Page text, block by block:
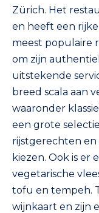
Zürich. Het
en heeft een rijke
meest populaire
om zijn
uitstekende
breed scala aan
waaronder
een grote selectie
rijstgerechten
kiezen. Ook is er
vegetarische
tofu en tempeh.
wijnkaart en zijn